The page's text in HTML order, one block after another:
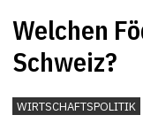
Welchen
Schweiz?
WIRTSCHAFTSPOLITIK